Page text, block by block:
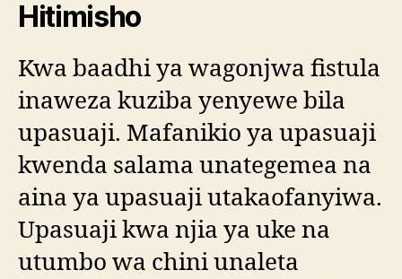
Hitimisho
Kwa baadhi ya wagonjwa fistula
inaweza kuziba yenyewe bila
upasuaji. Mafanikio ya upasuaji
kwenda salama unategemea na
aina ya upasuaji utakaofanyiwa.
Upasuaji kwa njia ya uke na
utumbo wa chini unaleta